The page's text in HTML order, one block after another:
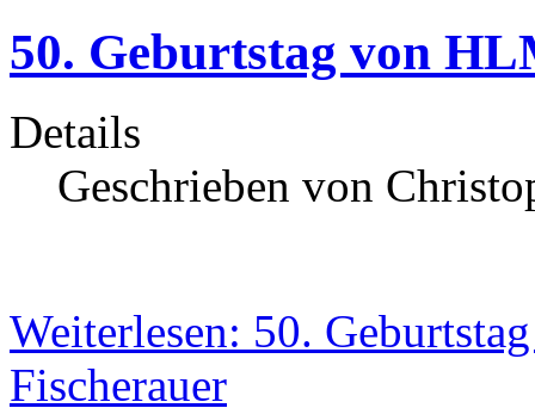
50. Geburtstag von
Details
Geschrieben von
Weiterlesen: 50.
Fischerauer